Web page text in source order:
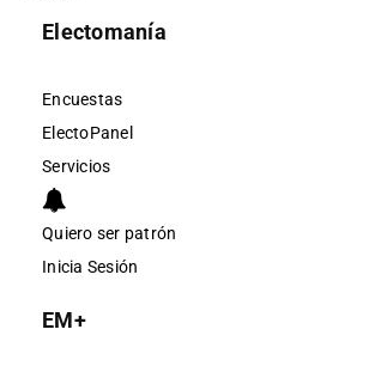
Electomanía
Encuestas
ElectoPanel
Servicios
Quiero ser patrón
Inicia Sesión
EM+